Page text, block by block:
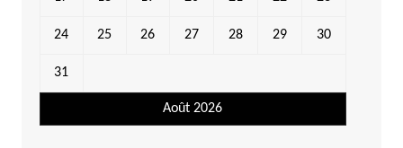
Août 2026
24 25 26 27 28 29 30
31